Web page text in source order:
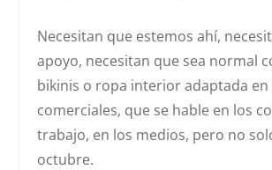
Necesitan que estemos ahí,
apoyo, necesitan que sea normal
bikinis o ropa interior adaptada
comerciales, que se hable en los
trabajo, en los medios, pero no
octubre.